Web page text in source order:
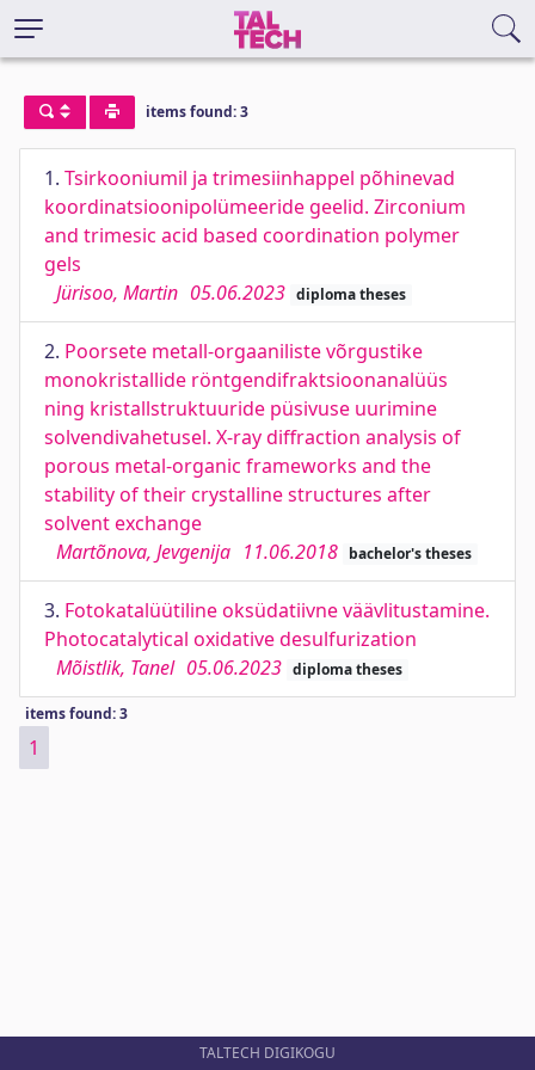
items found: 3
1. Tsirkooniumil ja trimesiinhappel põhinevad
koordinatsioonipolümeeride geelid. Zirconium
and trimesic acid based coordination polymer
gels
Jürisoo, Martin 05.06.2023 diploma theses
2. Poorsete metall-orgaaniliste võrgustike
monokristallide röntgendifraktsioonanalüüs
ning kristallstruktuuride püsivuse uurimine
solvendivahetusel. X-ray diffraction analysis of
porous metal-organic frameworks and the
stability of their crystalline structures after
solvent exchange
Martõnova, Jevgenija 11.06.2018 bachelor's theses
3. Fotokatalüütiline oksüdatiivne väävlitustamine.
Photocatalytical oxidative desulfurization
Mõistlik, Tanel 05.06.2023 diploma theses
items found: 3
1
TALTECH DIGIKOGU